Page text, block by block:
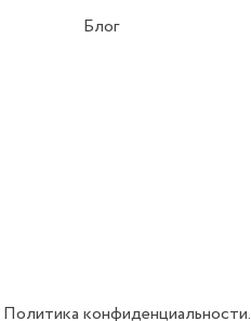
Блог
Политика конфиденциальности.